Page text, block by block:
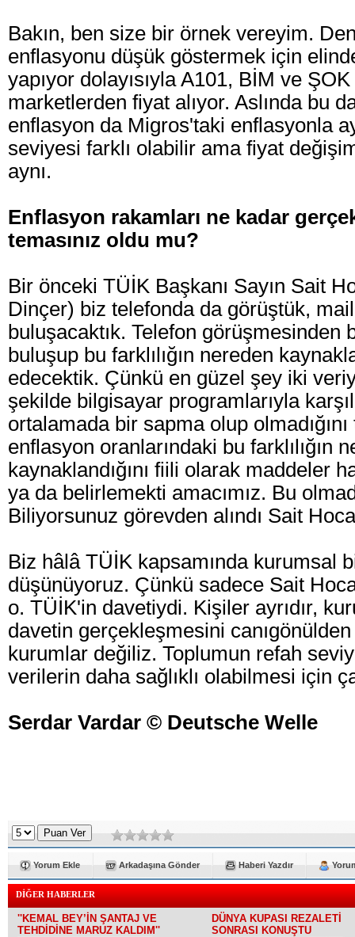
Bakın, ben size bir örnek vereyim.
enflasyonu düşük göstermek için
yapıyor dolayısıyla A101, BİM ve
marketlerden fiyat alıyor. Aslında bu
enflasyon da Migros'taki enflasyonla
seviyesi farklı olabilir ama fiyat
aynı.
Enflasyon rakamları ne kadar
temasınız oldu mu?
Bir önceki TÜİK Başkanı Sayın Sait
Dinçer) biz telefonda da görüştük,
buluşacaktık. Telefon görüşmesinden
buluşup bu farklılığın nereden
edecektik. Çünkü en güzel şey iki
şekilde bilgisayar programlarıyla
ortalamada bir sapma olup
enflasyon oranlarındaki bu farklılığın
kaynaklandığını fiili olarak maddeler
ya da belirlemekti amacımız. Bu
Biliyorsunuz görevden alındı Sait
Biz hâlâ TÜİK kapsamında kurumsal
düşünüyoruz. Çünkü sadece Sait
o. TÜİK'in davetiydi. Kişiler ayrıdır,
davetin gerçekleşmesini
kurumlar değiliz. Toplumun refah
verilerin daha sağlıklı olabilmesi için
Serdar Vardar ©️ Deutsche Welle
Yorum Ekle Arkadaşına Gönder Haberi Yazdır
DİĞER HABERLER
''KEMAL BEY’İN ŞANTAJ VE
TEHDİDİNE MARUZ KALDIM''
DÜNYA KUPASI REZALETİ
SONRASI KONUŞTU